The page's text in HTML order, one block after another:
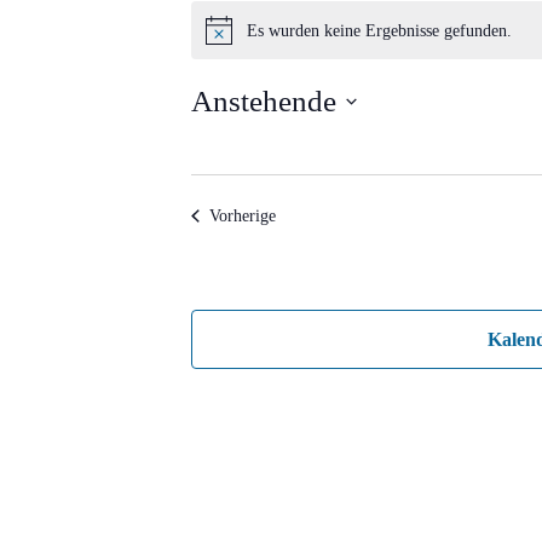
Veranstaltungen
Hinweis
Es wurden keine Ergebnisse gefunden.
Anstehende
VorherigeVeranstaltungen